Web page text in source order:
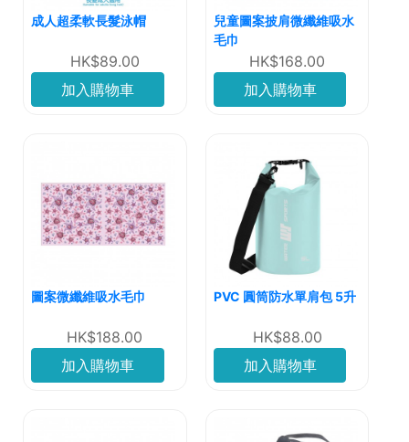
成人超柔軟長髮泳帽
HK$89.00
加入購物車
兒童圖案披肩微纖維吸水
毛巾
HK$168.00
加入購物車
圖案微纖維吸水毛巾
HK$188.00
加入購物車
PVC 圓筒防水單肩包 5升
HK$88.00
加入購物車